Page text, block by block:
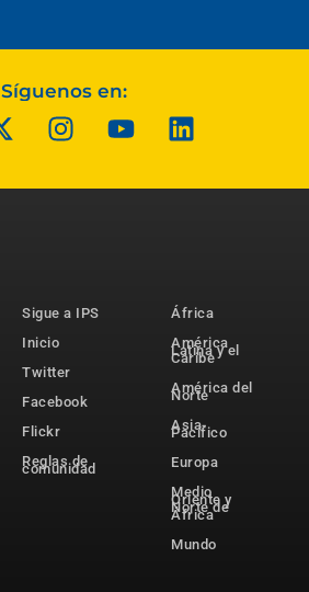
Síguenos en:
Sigue a IPS
Inicio
Twitter
Facebook
Flickr
Reglas de
comunidad
África
América
Latina y el
Caribe
América del
Norte
Asia-
Pacífico
Europa
Medio
Oriente y
Norte de
África
Mundo